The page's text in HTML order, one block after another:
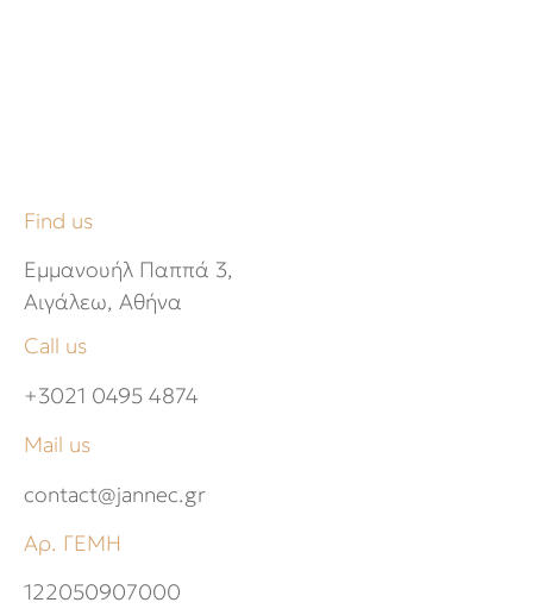
Find us
Εμμανουήλ Παππά 3,
Αιγάλεω, Αθήνα
Call us
+3021 0495 4874
Mail us
contact@jannec.gr
Αρ. ΓΕΜΗ
122050907000